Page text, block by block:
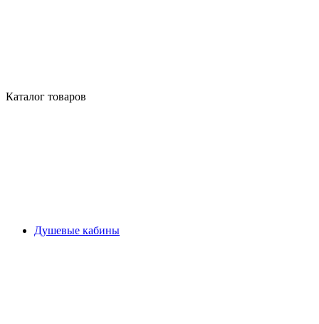
Каталог товаров
Душевые кабины